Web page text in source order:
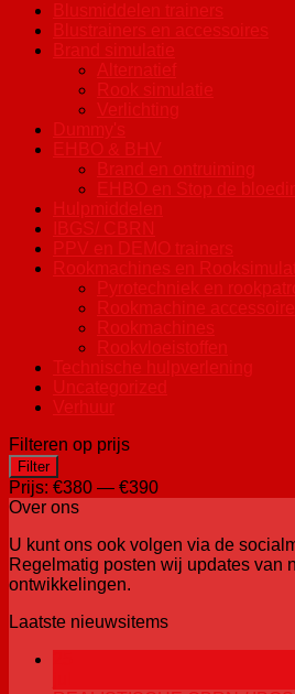
Blusmiddelen trainers
Blustrainers en accessoires
Brand simulatie
Alternatief
Rook simulatie
Verlichting
Dummy's
EHBO & BHV
Brand en ontruiming
EHBO en Stop de
Hulpmiddelen
IBGS/ CBRN
PPV en DEMO trainers
Rookmachines en
Pyrotechniek en
Rookmachine
Rookmachines
Rookvloeistoffen
Technische hulpverlening
Uncategorized
Verhuur
Filteren op prijs
Min.
prijs
Max.
prijs
Filter
Prijs: €380 — €390
Over ons
U kunt ons ook volgen via de
Regelmatig posten wij updates van
ontwikkelingen.
Laatste nieuwsitems